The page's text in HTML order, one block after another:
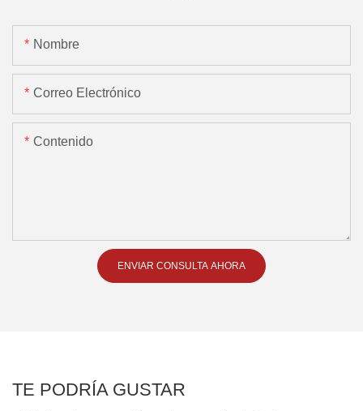
Nombre
Correo Electrónico
Contenido
ENVIAR CONSULTA AHORA
TE PODRÍA GUSTAR